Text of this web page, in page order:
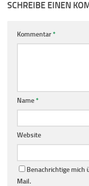
SCHREIBE EINEN
Kommentar*
Name*
Website
Benachrichtige mich
Mail.